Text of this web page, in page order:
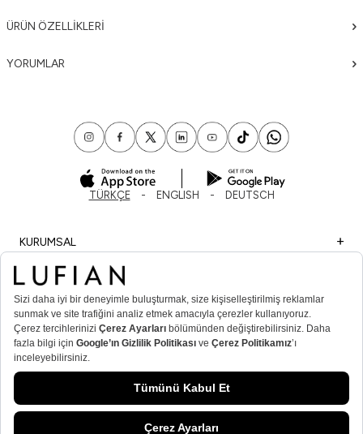
ÜRÜN ÖZELLIKLERI
YORUMLAR
TÜRKÇE ENGLISH DEUTSCH
KURUMSAL
ALIŞVERİŞ
ÖNEMLİ BİLGİLER
ÜYE
ERKEK POPÜLER KATEGORİLER
KADIN POPÜLER KATEGORİLER
© Lufian.com 2026 Tüm Hakları Saklıdır